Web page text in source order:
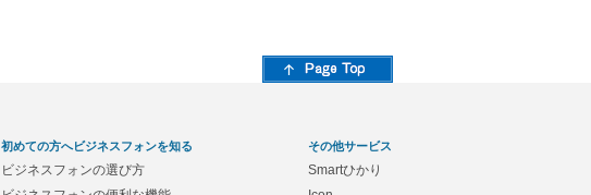
初めての方へビジネスフォンを知る
ビジネスフォンの選び方
その他サービス
Smartひかり